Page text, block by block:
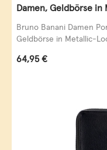
Damen, Geldbörse
Leder, schwarz-gold
Bruno Banani Damen
Geldbörse in Metallic-
Regulärer Preis:
64,95 €